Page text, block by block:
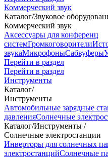
Коммерческий звук
Каталог/Звуковое
Коммерческий звук
Аксессуары для конференц
системГромкоговорители
звукаМикрофоныСабвуферы
Перейти в раздел
Перейти в раздел
Инструменты
Каталог/
Инструменты
Автомобильные зарядные
давленияСолнечные
Каталог/Инструменты /
Солнечные электростанции
Инверторы для солнечных
электростанцийСолнечные